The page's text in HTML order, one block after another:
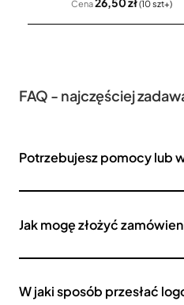
Cena (10 szt+)
FAQ - najczęściej
Potrzebujesz pomocy lub
Jak mogę złożyć
W jaki sposób przesłać